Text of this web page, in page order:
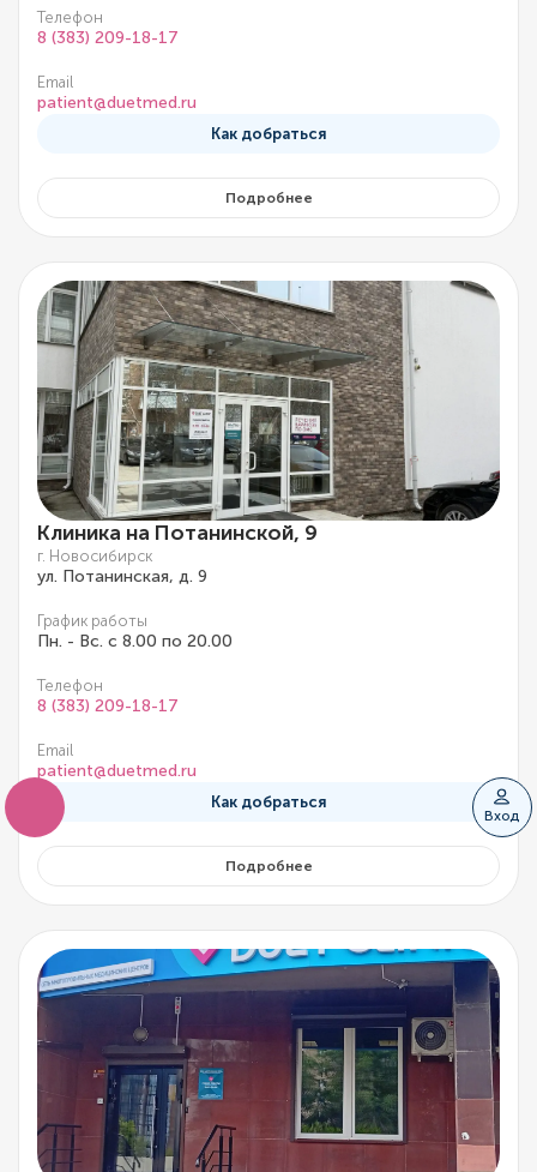
Вход
Телефон
8 (383) 209-18-17
Email
patient@duetmed.ru
Как добраться
Подробнее
Клиника на Потанинской, 9
г. Новосибирск
ул. Потанинская, д. 9
График работы
Пн. - Вс. с 8.00 по 20.00
Телефон
8 (383) 209-18-17
Email
patient@duetmed.ru
Как добраться
Подробнее